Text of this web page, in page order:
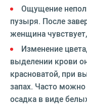
Ощущение
пузыря. После
женщина
Изменение
выделении крови
красноватой, при
запах. Часто
осадка в виде